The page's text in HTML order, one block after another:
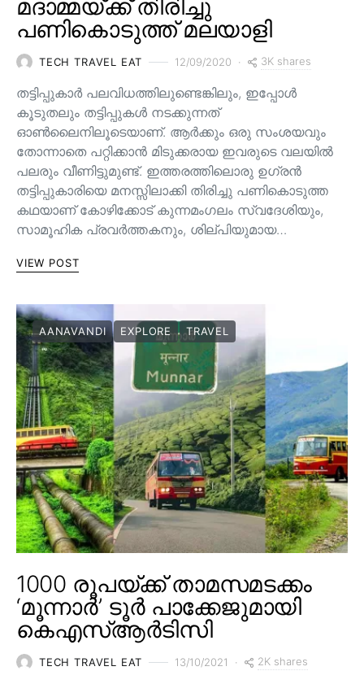
മദാമ്മയ്ക്ക് തിരിച്ചു
പണികൊടുത്ത് മലയാളി
TECH TRAVEL EAT 12/09/2020 3K shares
തട്ടിപ്പുകാർ പലവിധത്തിലുണ്ടെങ്കിലും, ഇപ്പോൾ
കൂടുതലും തട്ടിപ്പുകൾ നടക്കുന്നത്
ഓൺലൈനിലൂടെയാണ്. ആർക്കും ഒരു സംശയവും
തോന്നാതെ പറ്റിക്കാൻ മിടുക്കരായ ഇവരുടെ വലയിൽ
പലരും വീണിട്ടുമുണ്ട്. ഇത്തരത്തിലൊരു ഉഗ്രൻ
തട്ടിപ്പുകാരിയെ മനസ്സിലാക്കി തിരിച്ചു പണികൊടുത്ത
കഥയാണ് കോഴിക്കോട് കുന്നമംഗലം സ്വദേശിയും,
സാമൂഹിക പ്രവർത്തകനും, ശില്പിയുമായ…
VIEW POST
AANAVANDI EXPLORE TRAVEL
1000 രൂപയ്ക്ക് താമസമടക്കം
‘മൂന്നാർ’ ടൂർ പാക്കേജുമായി
കെഎസ്ആർടിസി
TECH TRAVEL EAT 13/10/2021 2K shares